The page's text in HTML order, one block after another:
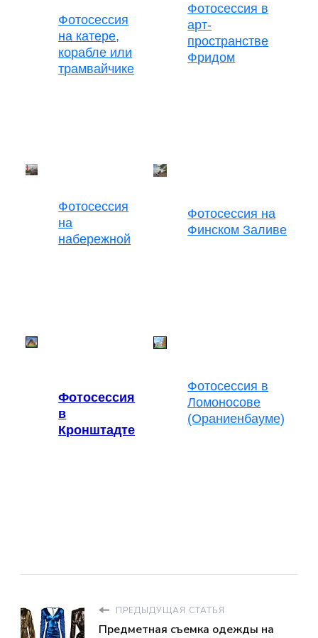
Фотосессия
на катере,
корабле или
трамвайчике
Фотосессия в
арт-
пространстве
Фридом
Фотосессия
на
набережной
Фотосессия на
Финском Заливе
Фотосессия
в
Кронштадте
Фотосессия в
Ломоносове
(Ораниенбауме)
ПРЕДЫДУЩАЯ СТАТЬЯ
Предметная съемка одежды на